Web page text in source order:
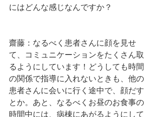
にはどんな感じなんですか？
齋藤：なるべく患者さんに顔を見せ
て、コミュニケーションをたくさん取
るようにしています！どうしても時間
の関係で指導に入れないときも、他の
患者さんに会いに行く途中で、顔だす
とか。あと、なるべくお昼のお食事の
時間中には、病棟にあがるようにして